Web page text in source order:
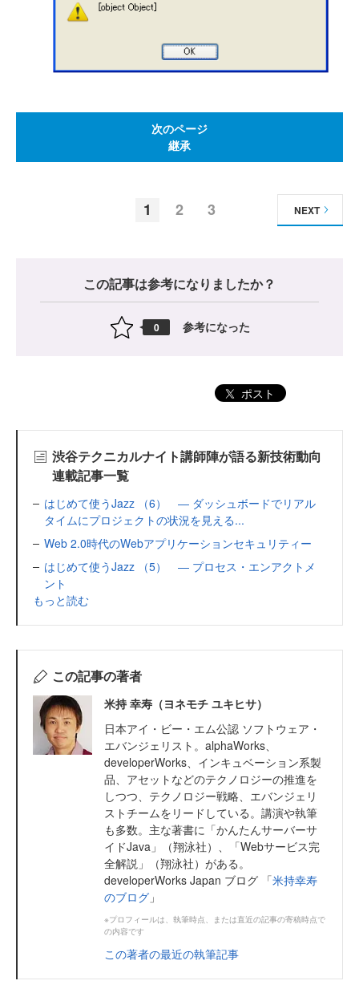
次のページ
継承
1 2 3 NEXT
この記事は参考になりましたか？
0 参考になった
ポスト
渋谷テクニカルナイト講師陣が語る新技術動向
連載記事一覧
はじめて使うJazz （6） ― ダッシュボードでリアル
タイムにプロジェクトの状況を見える...
Web 2.0時代のWebアプリケーションセキュリティー
はじめて使うJazz （5） ― プロセス・エンアクトメ
ント
もっと読む
この記事の著者
米持 幸寿（ヨネモチ ユキヒサ）
日本アイ・ビー・エム公認 ソフトウェア・
エバンジェリスト。alphaWorks、
developerWorks、インキュベーション系製
品、アセットなどのテクノロジーの推進を
しつつ、テクノロジー戦略、エバンジェリ
ストチームをリードしている。講演や執筆
も多数。主な著書に「かんたんサーバーサ
イドJava」（翔泳社）、「Webサービス完
全解説」（翔泳社）がある。
developerWorks Japan ブログ 「米持幸寿
のブログ 」
※プロフィールは、執筆時点、または直近の記事の寄稿時点で
の内容です
この著者の最近の執筆記事